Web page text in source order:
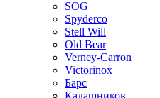
SOG
Spyderco
Stell Will
Old Bear
Verney-Carron
Victorinox
Барс
Калашников